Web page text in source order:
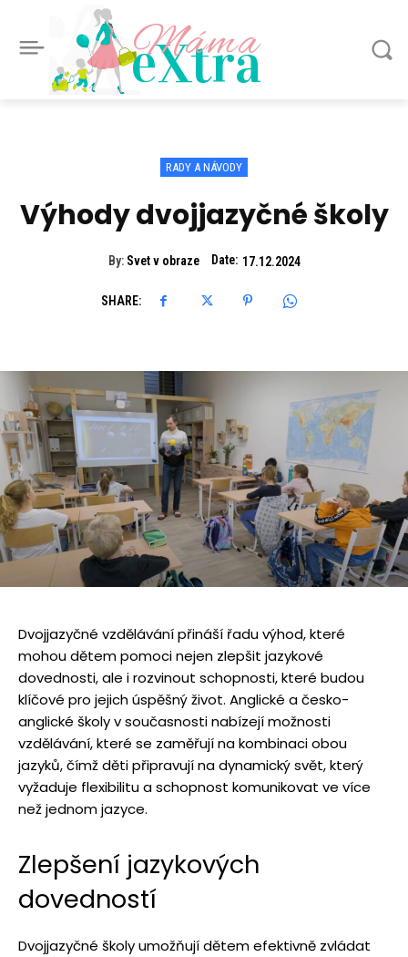
eXtra
Máma
RADY A NÁVODY
Výhody dvojjazyčné školy
By: Svet v obraze Date: 17.12.2024
SHARE:
Dvojjazyčné vzdělávání přináší řadu výhod, které
mohou dětem pomoci nejen zlepšit jazykové
dovednosti, ale i rozvinout schopnosti, které budou
klíčové pro jejich úspěšný život. Anglické a česko-
anglické školy v současnosti nabízejí možnosti
vzdělávání, které se zaměřují na kombinaci obou
jazyků, čímž děti připravují na dynamický svět, který
vyžaduje flexibilitu a schopnost komunikovat ve více
než jednom jazyce.
Zlepšení jazykových
dovedností
Dvojjazyčné školy umožňují dětem efektivně zvládat